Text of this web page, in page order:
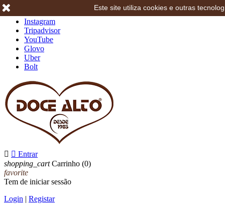
Instagram
Tripadvisor
YouTube
Glovo
Uber
Bolt
  Entrar
shopping_cart Carrinho (0)
favorite
Tem de iniciar sessão
Login | Registar
Este site utiliza cookies e outras